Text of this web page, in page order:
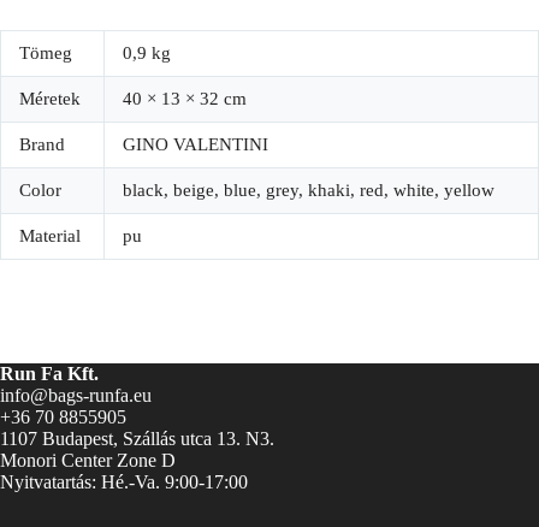
Tömeg 0,9 kg
Méretek 40 × 13 × 32 cm
Brand GINO VALENTINI
Color black, beige, blue, grey, khaki, red, white, yellow
Material pu
Run Fa Kft.
info@bags-runfa.eu
+36 70 8855905
1107 Budapest, Szállás utca 13. N3.
Monori Center Zone D
Nyitvatartás: Hé.-Va. 9:00-17:00